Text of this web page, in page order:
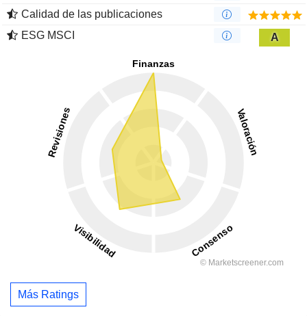
Calidad de las publicaciones
ESG MSCI
A
Más Ratings